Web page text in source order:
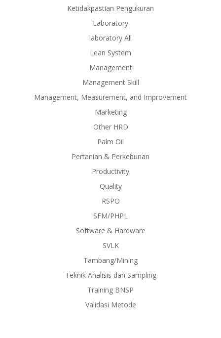
Ketidakpastian Pengukuran
Laboratory
laboratory All
Lean System
Management
Management Skill
Management, Measurement, and Improvement
Marketing
Other HRD
Palm Oil
Pertanian & Perkebunan
Productivity
Quality
RSPO
SFM/PHPL
Software & Hardware
SVLK
Tambang/Mining
Teknik Analisis dan Sampling
Training BNSP
Validasi Metode